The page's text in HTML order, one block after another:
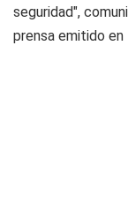
seguridad",
prensa emitido